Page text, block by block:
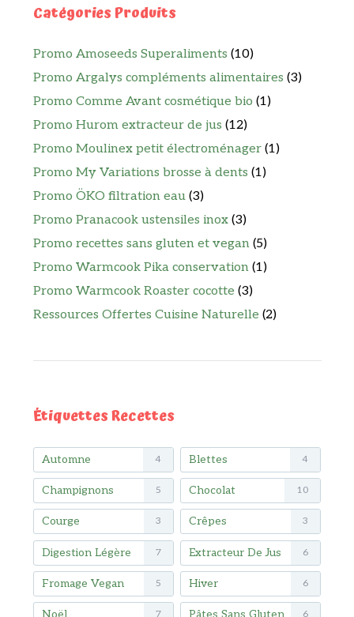
Catégories Produits
Promo Amoseeds Superaliments (10)
Promo Argalys compléments alimentaires (3)
Promo Comme Avant cosmétique bio (1)
Promo Hurom extracteur de jus (12)
Promo Moulinex petit électroménager (1)
Promo My Variations brosse à dents (1)
Promo ÖKO filtration eau (3)
Promo Pranacook ustensiles inox (3)
Promo recettes sans gluten et vegan (5)
Promo Warmcook Pika conservation (1)
Promo Warmcook Roaster cocotte (3)
Ressources Offertes Cuisine Naturelle (2)
Étiquettes Recettes
Automne 4 Blettes 4
Champignons 5 Chocolat 10
Courge 3 Crêpes 3
Digestion Légère 7 Extracteur De Jus 6
Fromage Vegan 5 Hiver 6
7 6